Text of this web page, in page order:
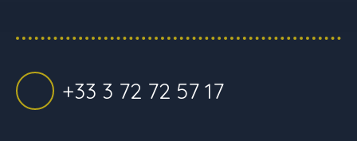
+33 3 72 72 57 17